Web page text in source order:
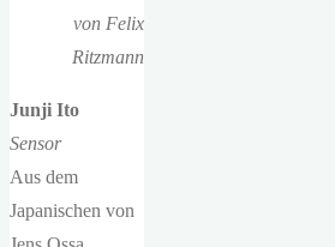
von Felix
Ritzmann
Junji Ito
Sensor
Aus dem
Japanischen von